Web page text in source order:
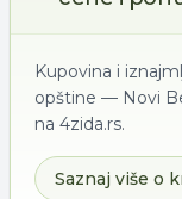
Kupovina i
opštine — Novi
na 4zida.rs.
Saznaj više o